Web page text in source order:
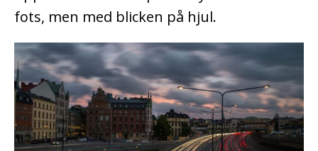
fots, men med blicken på hjul.